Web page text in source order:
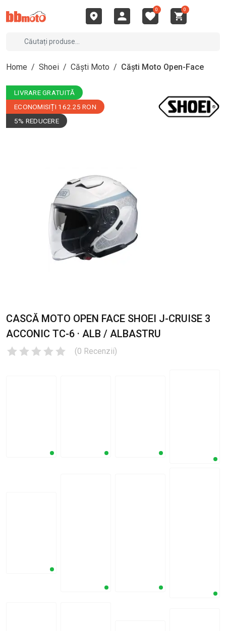
0 0
Home / Shoei / Căști Moto / Căști Moto Open-Face
LIVRARE GRATUITĂ
ECONOMISIȚI 162.25 RON
5% REDUCERE
CASCĂ MOTO OPEN FACE SHOEI J-CRUISE 3
ACCONIC TC-6 · ALB / ALBASTRU
(0 Recenzii)